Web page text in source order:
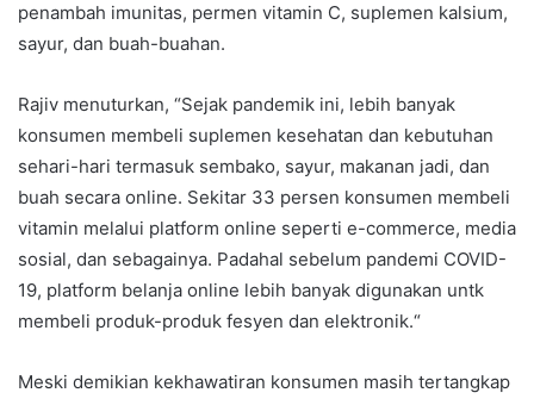
penambah imunitas, permen vitamin C, suplemen kalsium,
sayur, dan buah-buahan.
Rajiv menuturkan, “Sejak pandemik ini, lebih banyak
konsumen membeli suplemen kesehatan dan kebutuhan
sehari-hari termasuk sembako, sayur, makanan jadi, dan
buah secara online. Sekitar 33 persen konsumen membeli
vitamin melalui platform online seperti e-commerce, media
sosial, dan sebagainya. Padahal sebelum pandemi COVID-
19, platform belanja online lebih banyak digunakan untk
membeli produk-produk fesyen dan elektronik.“
Meski demikian kekhawatiran konsumen masih tertangkap